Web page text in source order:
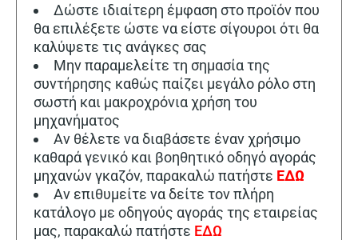
Δώστε ιδιαίτερη έμφαση στο προϊόν που
θα επιλέξετε ώστε να είστε σίγουροι ότι θα
καλύψετε τις ανάγκες σας
Μην παραμελείτε τη σημασία της
συντήρησης καθώς παίζει μεγάλο ρόλο στη
σωστή και μακροχρόνια χρήση του
μηχανήματος
Αν θέλετε να διαβάσετε έναν χρήσιμο
καθαρά γενικό και βοηθητικό οδηγό αγοράς
μηχανών γκαζόν, παρακαλώ πατήστε ΕΔΩ
Αν επιθυμείτε να δείτε τον πλήρη
κατάλογο με οδηγούς αγοράς της εταιρείας
μας, παρακαλώ πατήστε ΕΔΩ